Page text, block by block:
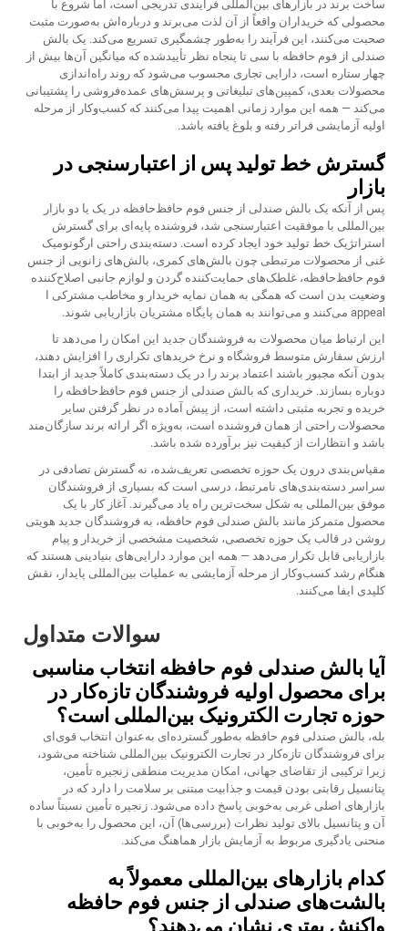
ساخت برند در بازارهای بین‌المللی فرآیندی تدریجی است، اما شروع با
محصولی که خریداران واقعاً از آن لذت می‌برند و درباره‌اش به‌صورت مثبت
صحبت می‌کنند، این فرآیند را به‌طور چشمگیری تسریع می‌کند. یک بالش
صندلی از فوم حافظه با سی تا پنجاه نظر تأییدشده که میانگین آن‌ها بیش از
چهار ستاره است، دارایی تجاری محسوب می‌شود که روند راه‌اندازی
محصولات بعدی، کمپین‌های تبلیغاتی و پرسش‌های عمده‌فروشی را پشتیبانی
می‌کند — همه این موارد زمانی اهمیت پیدا می‌کنند که کسب‌وکار از مرحله
اولیه آزمایشی فراتر رفته و بلوغ یافته باشد.
گسترش خط تولید پس از اعتبارسنجی در
بازار
پس از آنکه یک بالش صندلی از جنس فوم حافظ‌حافظه در یک یا دو بازار
بین‌المللی با موفقیت اعتبارسنجی شد، فروشنده پایه‌ای برای گسترش
استراتژیک خط تولید خود ایجاد کرده است. دسته‌بندی راحتی ارگونومیک
غنی از محصولات مرتبطی چون بالش‌های کمری، بالش‌های زانویی از جنس
فوم حافظ‌حافظه، غلطک‌های حمایت‌کننده گردن و لوازم جانبی اصلاح‌کننده
وضعیت بدن است که همگی به همان نمایه خریدار و مخاطب مشترکی ا
appeal می‌کنند و می‌توانند به همان پایگاه مشتریان بازاریابی شوند.
این ارتباط میان محصولات به فروشندگان جدید این امکان را می‌دهد تا
ارزش سفارش متوسط فروشگاه و نرخ خریدهای تکراری را افزایش دهند،
بدون آنکه مجبور باشند اعتماد برند را در یک دسته‌بندی کاملاً جدید از ابتدا
دوباره بسازند. خریداری که بالش صندلی از جنس فوم حافظ‌حافظه را
خریده و تجربه مثبتی داشته است، از پیش آماده در نظر گرفتن سایر
محصولات راحتی از همان فروشنده است، به‌ویژه اگر ارائه برند سازگان‌مند
باشد و انتظارات از کیفیت نیز برآورده شده باشد.
مقیاس‌بندی درون یک حوزه تخصصی تعریف‌شده، نه گسترش تصادفی در
سراسر دسته‌بندی‌های نامرتبط، درسی است که بسیاری از فروشندگان
موفق بین‌المللی به شکل سخت‌ترین راه یاد می‌گیرند. آغاز کار با یک
محصول متمرکز مانند بالش صندلی فوم حافظه، به فروشندگان جدید هویتی
روشن در قالب یک حوزه تخصصی، شخصیت مشخصی از خریدار و پیام
بازاریابی قابل تکرار می‌دهد — همه این موارد دارایی‌های بنیادینی هستند که
هنگام رشد کسب‌وکار از مرحله آزمایشی به عملیات بین‌المللی پایدار، نقش
کلیدی ایفا می‌کنند.
سوالات متداول
آیا بالش صندلی فوم حافظه انتخاب مناسبی
برای محصول اولیه فروشندگان تازه‌کار در
حوزه تجارت الکترونیک بین‌المللی است؟
بله، بالش صندلی فوم حافظه به‌طور گسترده‌ای به‌عنوان انتخاب قوی‌ای
برای فروشندگان تازه‌کار در تجارت الکترونیک بین‌المللی شناخته می‌شود،
زیرا ترکیبی از تقاضای جهانی، امکان مدیریت منطقی زنجیره تأمین،
پتانسیل رقابتی بودن قیمت و جذابیت مبتنی بر سلامت را دارد که در
بازارهای اصلی غربی به‌خوبی پاسخ داده می‌شود. زنجیره تأمین نسبتاً ساده
آن و پتانسیل بالای تولید نظرات (بررسی‌ها) آن، این محصول را به‌خوبی با
منحنی یادگیری مربوط به آزمایش بازار هماهنگ می‌کند.
کدام بازارهای بین‌المللی معمولاً به
بالشت‌های صندلی از جنس فوم حافظه
واکنش بهتری نشان می‌دهند؟